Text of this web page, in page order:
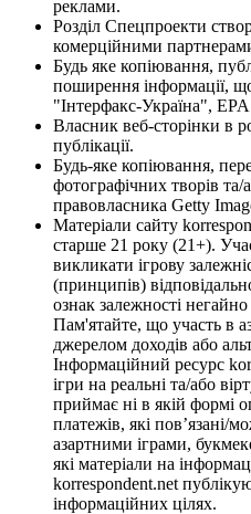
реклами.
Розділ Спецпроекти
комерційними
Будь яке копіювання,
поширення інформації,
"Інтерфакс-Україна",
Власник веб-сторінки в
публікації.
Будь-яке копіювання,
фотографічних творів та/
правовласника Getty
Матеріали сайту
старше 21 року (21+).
викликати ігрову
(принципів)
ознак залежності негайно
Пам'ятайте, що участь в
джерелом доходів або
Інформаційний ресурс
ігри на реальні та/або
приймає ні в якій формі
платежів, які пов’язані/
азартними іграми,
які матеріали на
korrespondent.net
інформаційних цілях.